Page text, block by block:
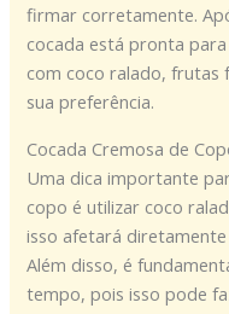
firmar corretamente.
cocada está pronta
com coco ralado, frutas
sua preferência.
Cocada Cremosa de
Uma dica importante
copo é utilizar coco
isso afetará
Além disso, é
tempo, pois isso pode